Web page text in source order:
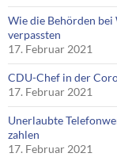
Wie die Behörden bei
verpassten
17. Februar 2021
CDU-Chef in der
17. Februar 2021
Unerlaubte
zahlen
17. Februar 2021